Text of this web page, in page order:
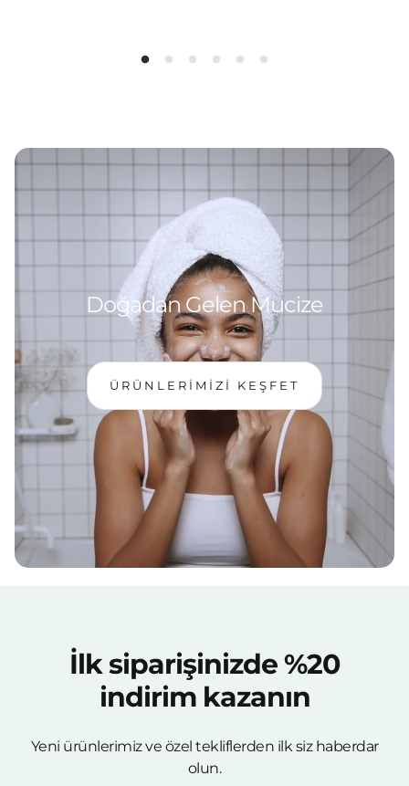
Doğadan Gelen Mucize
ÜRÜNLERİMİZİ KEŞFET
İlk siparişinizde %20
indirim kazanın
Yeni ürünlerimiz ve özel tekliflerden ilk siz haberdar
olun.